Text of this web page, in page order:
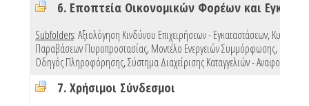
Subfolders:Αξιολόγηση Κινδύνου Επιχειρήσεων - Εγκαταστάσεων,Κυρώσεις
Παραβάσεων Πυροπροστασίας,Μοντέλο Ενεργειών Συμμόρφωσης,
Οδηγός Πληροφόρησης,Σύστημα Διαχείρισης Καταγγελιών - Αναφορών
7. Χρήσιμοι Σύνδεσμοι